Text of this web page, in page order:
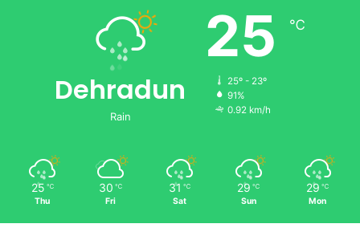
Dehradun
Rain
25 ℃
25º - 23º
91%
0.92 km/h
25 ℃
Thu
30 ℃
Fri
31 ℃
Sat
29 ℃
Sun
29 ℃
Mon